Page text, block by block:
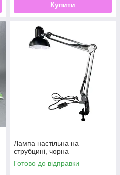
Купити
Лампа настільна на
струбцині, чорна
Готово до відправки